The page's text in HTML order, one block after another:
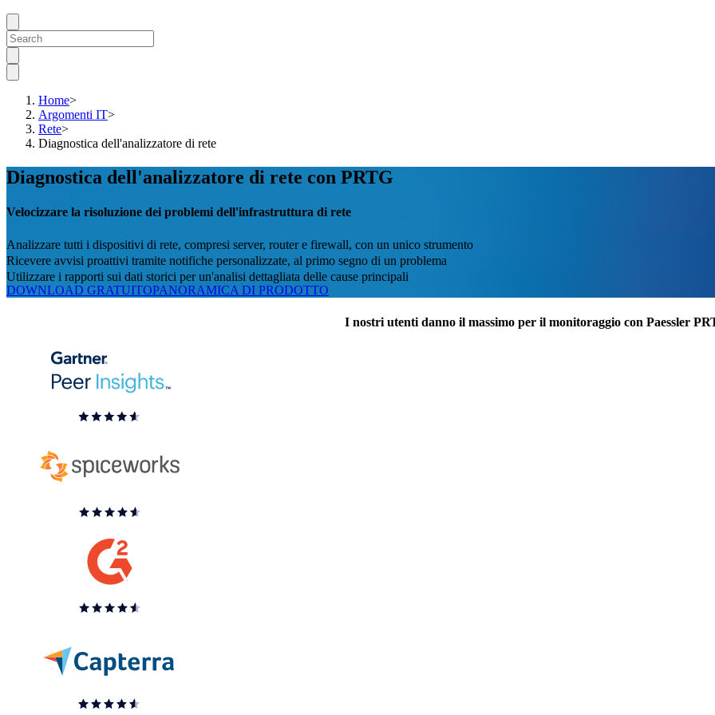
Home>
Argomenti IT>
Rete>
Diagnostica dell'analizzatore di rete
Diagnostica dell'analizzatore di rete con PRTG
Velocizzare la risoluzione dei problemi dell'infrastruttura di rete
Analizzare tutti i dispositivi di rete, compresi server, router e firewall, con un unico strumento
Ricevere avvisi proattivi tramite notifiche personalizzate, al primo segno di un problema
Utilizzare i rapporti sui dati storici per un'analisi dettagliata delle cause principali
DOWNLOAD GRATUITOPANORAMICA DI PRODOTTO
I nostri utenti danno il massimo per il monitoraggio con Paessler